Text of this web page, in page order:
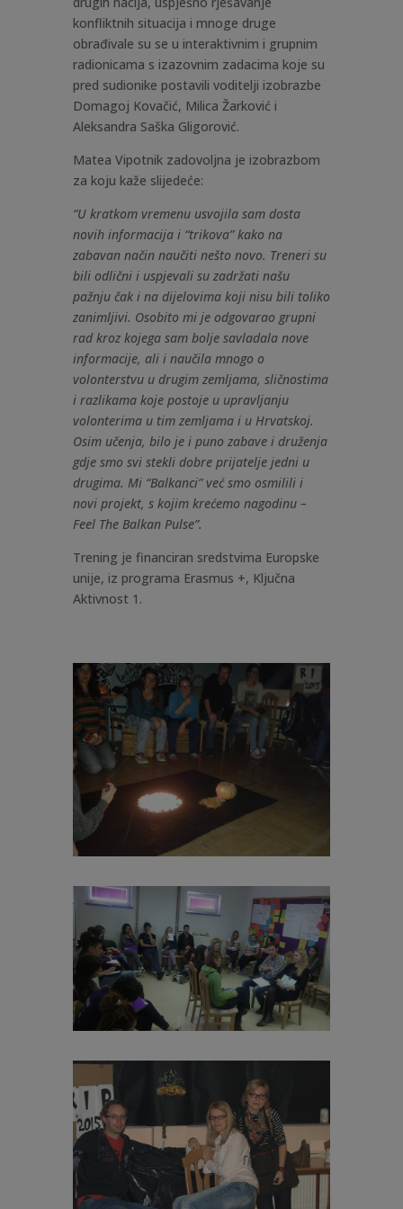
konfliktnih situacija i mnoge druge
obrađivale su se u interaktivnim i grupnim
radionicama s izazovnim zadacima koje su
pred sudionike postavili voditelji izobrazbe
Domagoj Kovačić, Milica Žarković i
Aleksandra Saška Gligorović.
Matea Vipotnik zadovoljna je izobrazbom
za koju kaže slijedeće:
“U kratkom vremenu usvojila sam dosta
novih informacija i “trikova” kako na
zabavan način naučiti nešto novo. Treneri su
bili odlični i uspjevali su zadržati našu
pažnju čak i na dijelovima koji nisu bili toliko
zanimljivi. Osobito mi je odgovarao grupni
rad kroz kojega sam bolje savladala nove
informacije, ali i naučila mnogo o
volonterstvu u drugim zemljama, sličnostima
i razlikama koje postoje u upravljanju
volonterima u tim zemljama i u Hrvatskoj.
Osim učenja, bilo je i puno zabave i druženja
gdje smo svi stekli dobre prijatelje jedni u
drugima. Mi “Balkanci” već smo osmilili i
novi projekt, s kojim krećemo nagodinu –
Feel The Balkan Pulse”.
Trening je financiran sredstvima Europske
unije, iz programa Erasmus +, Ključna
Aktivnost 1.